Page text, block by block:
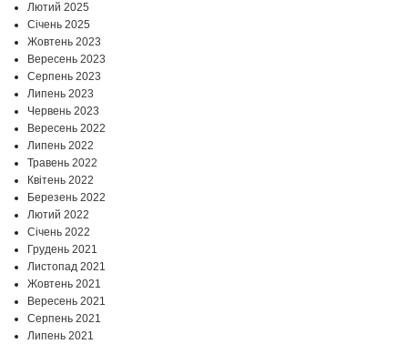
Лютий 2025
Січень 2025
Жовтень 2023
Вересень 2023
Серпень 2023
Липень 2023
Червень 2023
Вересень 2022
Липень 2022
Травень 2022
Квітень 2022
Березень 2022
Лютий 2022
Січень 2022
Грудень 2021
Листопад 2021
Жовтень 2021
Вересень 2021
Серпень 2021
Липень 2021